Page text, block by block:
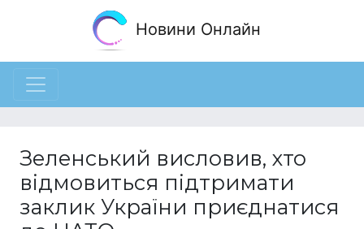
Новини Онлайн
Зеленський висловив, хто
відмовиться підтримати
заклик України приєднатися